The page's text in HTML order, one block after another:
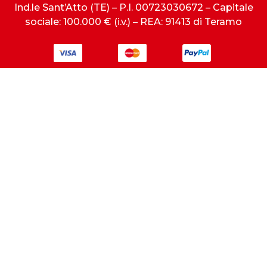
Ind.le Sant’Atto (TE) – P.I. 00723030672 – Capitale
sociale: 100.000 € (i.v.) – REA: 91413 di Teramo